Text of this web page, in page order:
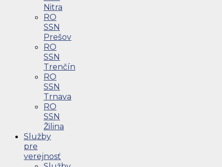
Nitra
RO
SSN
Prešov
RO
SSN
Trenčín
RO
SSN
Trnava
RO
SSN
Žilina
Služby
pre
verejnosť